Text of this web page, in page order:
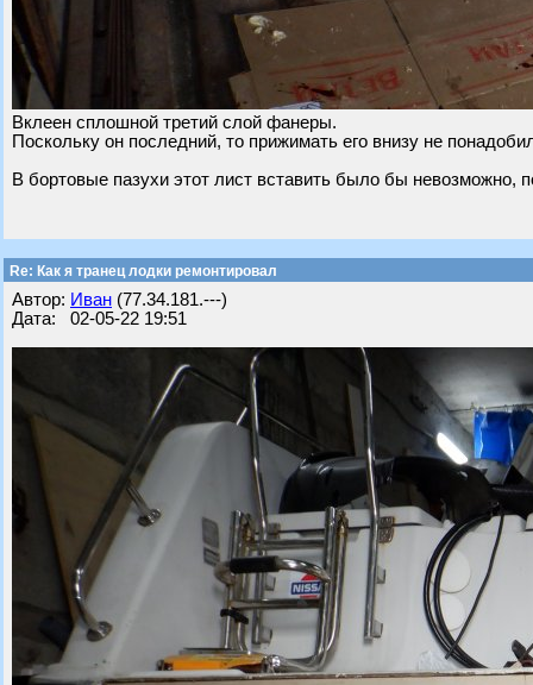
Вклеен сплошной третий слой фанеры.
Поскольку он последний, то прижимать его внизу не
В бортовые пазухи этот лист вставить было бы невозможно,
Re: Как я транец лодки ремонтировал
Автор: Иван (77.34.181.---)
Дата: 02-05-22 19:51